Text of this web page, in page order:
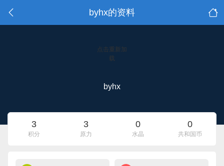
byhx的资料
点击重新加
载
byhx
3
积分
3
原力
0
水晶
0
共和国币